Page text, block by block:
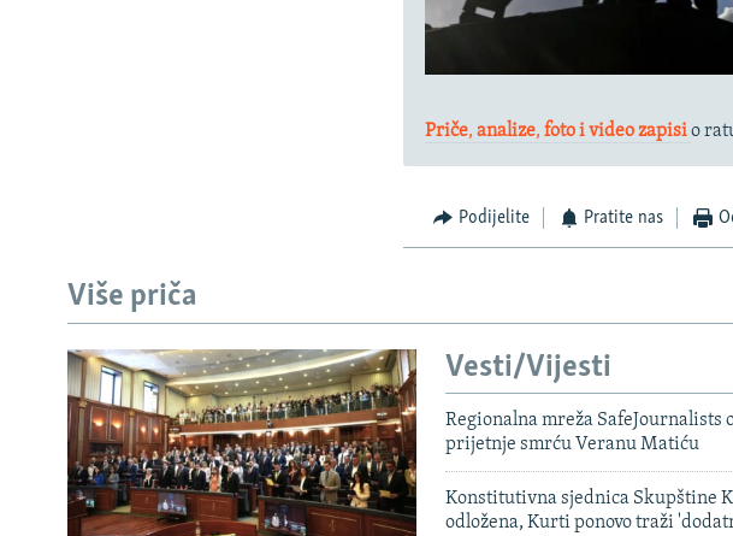
Priče, analize, foto i video zapisio
Podijelite Pratite nas
Više priča
Vesti/Vijesti
Regionalna mreža SafeJournalists
prijetnje smrću Veranu Matiću
Konstitutivna sjednica Skupštine
odložena, Kurti ponovo traži